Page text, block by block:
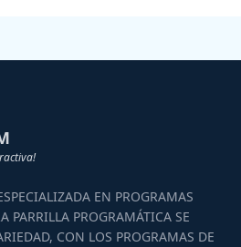
EN PROGRAMAS
PARRILLA PROGRAMÁTICA SE
CON LOS PROGRAMAS DE